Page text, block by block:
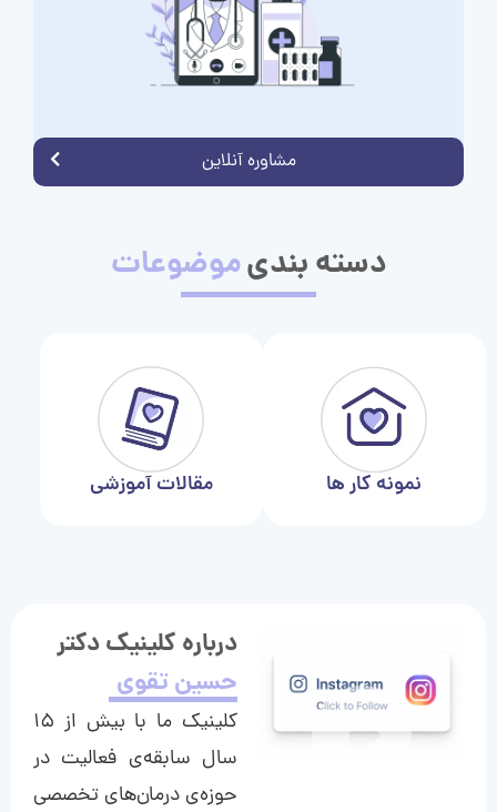
مشاوره آنلاین
دسته بندیموضوعات
نمونه کار ها مقالات آموزشی
درباره کلینیک دکتر
حسین تقوی
کلینیک ما با بیش از ۱۵
سال سابقه‌ی فعالیت در
حوزه‌ی درمان‌های تخصصی